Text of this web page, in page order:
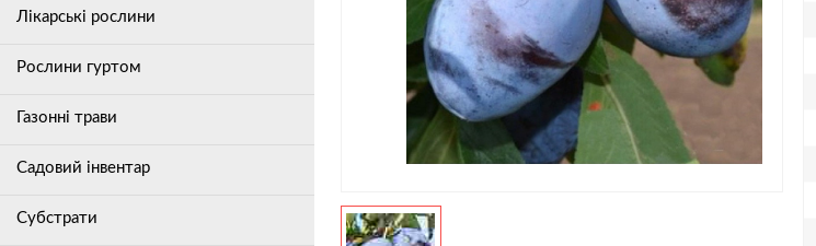
Лікарські рослини
Рослини гуртом
Газонні трави
Садовий інвентар
Субстрати